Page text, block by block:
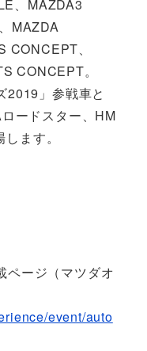
、MAZDA3
MAZDA
CONCEPT、
CONCEPT。
2019」参戦車と
ードスター、HM
ます。
ページ（マツダオ
event/auto